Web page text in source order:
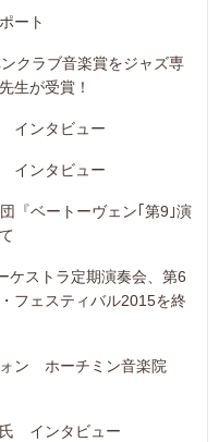
ート
クラブ音楽賞をジャズ専
生が受賞！
インタビュー
インタビュー
『ベートーヴェン｢第9｣演
ケストラ定期演奏会、第6
フェスティバル2015を終
ン ホーチミン音楽院
氏 インタビュー